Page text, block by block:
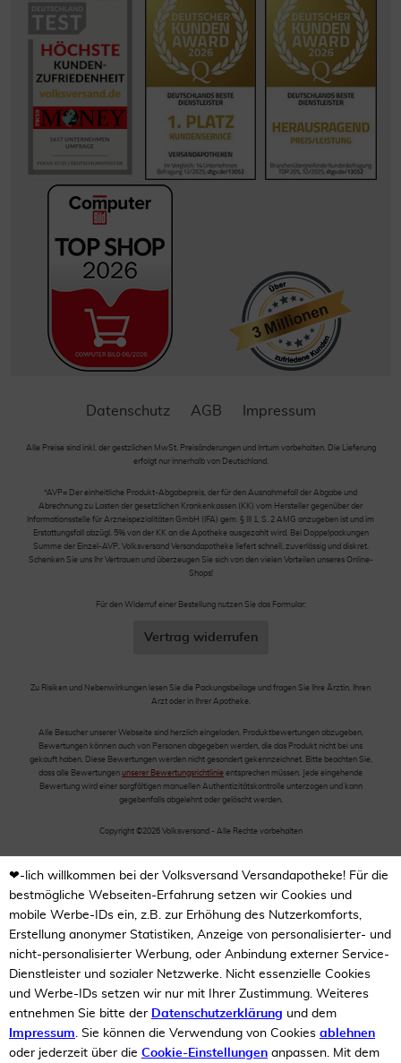
Datenschutz AGB Impressum
Alle Preise sind inkl. der gestzlichen MwSt. Preisänderungen und Irrtum vorbehalten. Die Lieferung
erfolgt nur innerhalb von Deutschland.
*AVP= Der einheitliche Produkt-Abgabepreis, der für den Ausnahmefall der Abgabe und
Abrechnung zu Lasten der gesetzlichen Krankenkassen (KK) vom Hersteller gegenüber der
Informationsstelle für Arzneispezialitäten GmbH (IFA) gem. § III 1, S. 2 AMG anzugeben ist und im
Erstattungsfall abzügl. 5% von der KK an die Apotheke ausgezahlt wird. Bei Doppelpackungen
Summe der Einzel-AVP. Volksversand Versandapotheke liefert schnell, zuverlässig und diskret.
Schenken Sie uns Ihr Vertrauen und überzeugen Sie sich von den vielen Vorteilen unseres Online-
Shops!
Für den Widerruf einer Bestellung nutzen Sie das Formular:
Vertrag widerrufen
Zu Risiken und Nebenwirkungen lesen Sie die Packungsbeilage und fragen Sie Ihre Ärztin, Ihren
Arzt oder in Ihrer Apotheke.
Alle Besucher unserer Webseite sind herzlich eingeladen, Produktbewertungen abzugeben.
Bewertungen können auch von Personen abgegeben werden, die das Produkt nicht bei uns
gekauft haben. Diese Bewertungen werden nicht gesondert gekennzeichnet. Bitte beachten Sie,
dass alle Bewertungen unserer Bewertungsrichtlinie entsprechen müssen. Jede eingehende
Bewertung wird einer sorgfältigen manuellen Authentizitätskontrolle unterzogen und kann
gegebenfalls abgelehnt oder gelöscht werden.
Copyright ©2026 Volksversand - Alle Rechte vorbehalten
❤-lich willkommen bei der Volksversand Versandapotheke! Für die
bestmögliche Webseiten-Erfahrung setzen wir Cookies und
mobile Werbe-IDs ein, z.B. zur Erhöhung des Nutzerkomforts,
Erstellung anonymer Statistiken, Anzeige von personalisierter- und
nicht-personalisierter Werbung, oder Anbindung externer Service-
Dienstleister und sozialer Netzwerke. Nicht essenzielle Cookies
und Werbe-IDs setzen wir nur mit Ihrer Zustimmung. Weiteres
entnehmen Sie bitte der Datenschutzerklärung und dem
Impressum. Sie können die Verwendung von Cookies ablehnen
oder jederzeit über die Cookie-Einstellungen anpassen. Mit dem